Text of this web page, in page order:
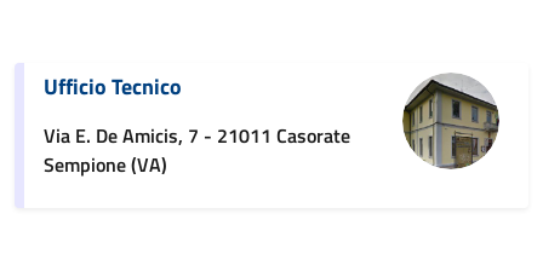
Ufficio Tecnico
Via E. De Amicis, 7 - 21011 Casorate
Sempione (VA)